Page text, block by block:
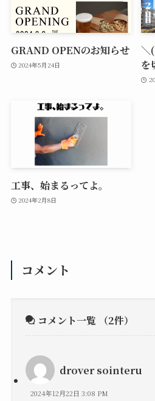
GRAND OPENのお知らせ
2024年5月24日
＼
を
工事、始まるってよ。
2024年2月8日
コメント
コメント一覧 （2件）
drover sointeru
2024年12月22日 3:08 PM